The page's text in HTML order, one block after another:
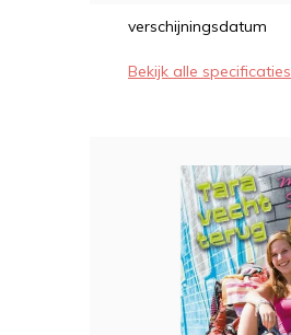
verschijningsdatum
Bekijk alle specificaties